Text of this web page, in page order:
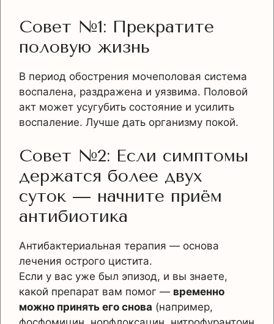
Совет №1: Прекратите
половую жизнь
В период обострения мочеполовая система
воспалена, раздражена и уязвима. Половой
акт может усугубить состояние и усилить
воспаление. Лучше дать организму покой.
Совет №2: Если симптомы
держатся более двух
суток — начните приём
антибиотика
Антибактериальная терапия — основа
лечения острого цистита.
Если у вас уже был эпизод, и вы знаете,
какой препарат вам помог — временно
можно принять его снова (например,